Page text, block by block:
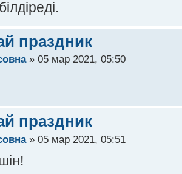
праздник
» 05 мар 2021, 05:50
праздник
» 05 мар 2021, 05:51